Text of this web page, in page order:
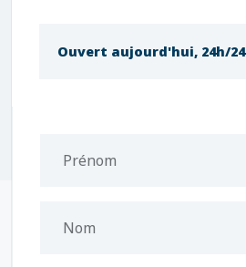
Ouvert aujourd'hui, 24h/24
Prénom
Nom